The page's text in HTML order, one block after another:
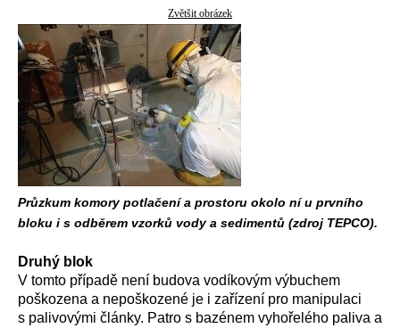
Zvětšit obrázek
Průzkum komory potlačení a prostoru okolo ní u prvního
bloku i s odběrem vzorků vody a sedimentů (zdroj TEPCO).
Druhý blok
V tomto případě není budova vodíkovým výbuchem
poškozena a nepoškozené je i zařízení pro manipulaci
s palivovými články. Patro s bazénem vyhořelého paliva a